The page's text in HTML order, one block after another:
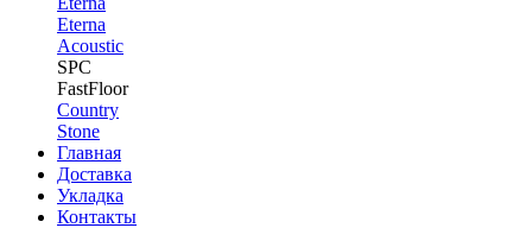
Eterna
Acoustic
SPC
FastFloor
Country
Stone
Главная
Доставка
Укладка
Контакты